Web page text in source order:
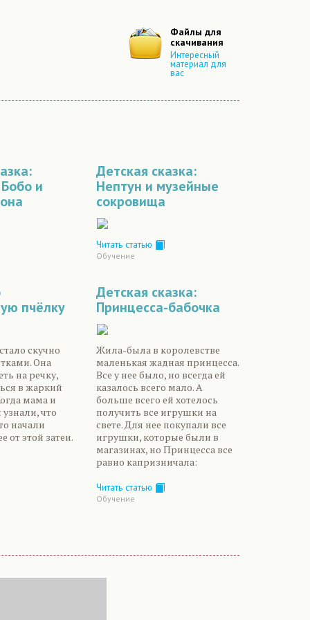
Файлы для
скачивания
Интересный
материал для
вас
и
Детская сказка:
Нептун и музейные
сокровища
Читать статью
Обучение
пчёлку
скучно
Она
на речку,
в жаркий
мама и
что
начали
от этой затеи.
Детская сказка:
Принцесса-бабочка
Жила-была в королевстве
маленькая жадная принцесса.
Все у нее было, но всегда ей
казалось всего мало. А
больше всего ей хотелось
получить все игрушки на
свете. Для нее покупали все
игрушки, которые были в
магазинах, но Принцесса все
равно капризничала:
Читать статью
Обучение